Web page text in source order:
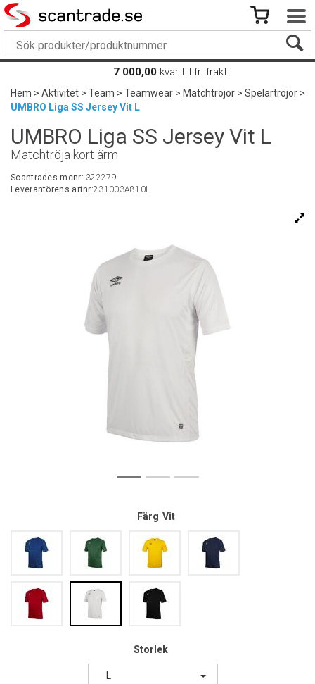
7 000,00 kvar till fri frakt
Hem>Aktivitet>Team>Teamwear>Matchtröjor>Spelartröjor>
UMBRO Liga SS Jersey Vit L
UMBRO Liga SS Jersey Vit L
Matchtröja kort ärm
Scantrades mcnr: 322279
Leverantörens artnr:231003A810L
Färg Vit
Storlek